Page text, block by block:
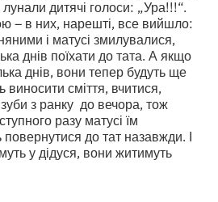
лунали дитячі голоси: „Ура!!!“.
– в них, нарешті, все вийшло:
і матусі змилувалися,
днів поїхати до тата. А якщо
днів, вони тепер будуть ще
сміття, вчитися,
з ранку до вечора, тож
разу матусі їм
до тат назавжди. І
у дідуся, вони житимуть